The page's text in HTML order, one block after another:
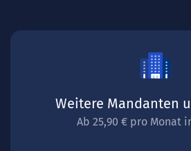
Weitere Mandanten
Ab 25,90 € pro Monat